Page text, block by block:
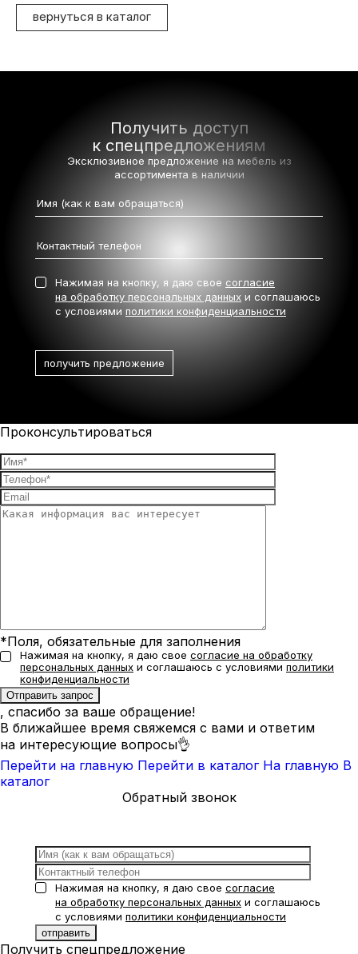
вернуться в каталог
Получить доступ
к спецпредложениям
Эксклюзивное предложение на мебель из
ассортимента в наличии
Нажимая на кнопку, я даю свое согласие
на обработку персональных данных и соглашаюсь
с условиями политики конфиденциальности
Проконсультироваться
*Поля, обязательные для заполнения
Нажимая на кнопку, я даю свое согласие на обработку
персональных данных и соглашаюсь с условиями политики
конфиденциальности
, спасибо за ваше обращение!
В ближайшее время свяжемся с вами и ответим
на интересующие вопросы👌
Перейти на главную Перейти в каталог На главную В
каталог
Обратный звонок
Нажимая на кнопку, я даю свое согласие
на обработку персональных данных и соглашаюсь
с условиями политики конфиденциальности
Получить спецпредложение